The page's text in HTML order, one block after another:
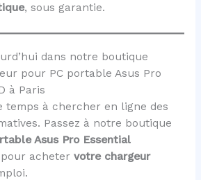
, sous garantie.
dans notre boutique
pour PC portable Asus Pro
à Paris
temps à chercher en ligne des
Passez à notre boutique
Asus Pro Essential
acheter votre chargeur